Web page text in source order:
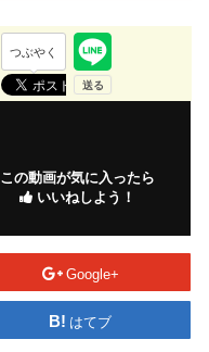
つぶやく
この動画が気に入ったら
いいねしよう！
Google+
はてブ